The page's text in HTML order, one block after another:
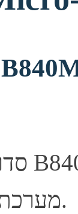
מערכת מחשב יציבה ואמינה.